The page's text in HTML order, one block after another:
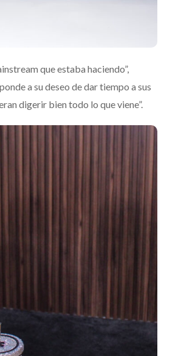
que estaba haciendo”,
a su deseo de dar tiempo a sus
digerir bien todo lo que viene”.